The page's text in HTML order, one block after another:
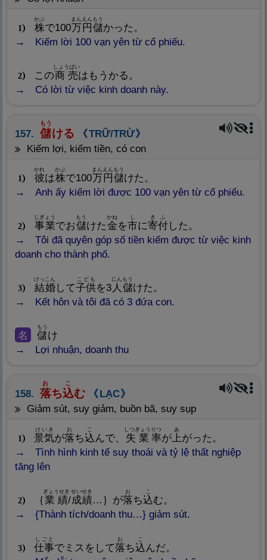
Họ trữ, ta hay đọc là trừ.
1 株
かぶ
で100万 円
まんえん
儲
もう
かった。
Kiếm lời 100 vạn yên từ cổ phiếu.
2 この商売
しょうばい
はもうかる。
Có lời từ việc kinh doanh này.
157.
儲
もう
ける
TRỮ/TRỪ
kiếm lợi, kiếm tiền, có con
1 彼
phương
かれ
は株
かぶ
で100万 円
まんえん
儲
もう
けた。
Anh ấy kiếm lời được 100 vạn yên từ cổ phiếu.
2 事業
じぎょう
でお儲
Nghĩa: Trữ, tích chứa, để dành.
もう
けた金
かね
を市
し
に寄付
きふ
した。
Tôi đã quyên góp số tiền kiếm được từ việc kinh
doanh cho thành phố.
3 結婚
けっこん
して子供
こども
を3 人
にん
儲
もう
けた。
Kết hôn và tôi đã có 3 đứa con.
名 儲
もう
け
Lợi nhuận, doanh thu
158. 落
お
ち込
こ
む
LẠC
giảm sút, suy giảm, buồn bã, suy sụp
1 景
Nghĩa: Phong cảnh, cảnh ngộ,
気
Nghĩa: Không khí, khí chất; khí
けいき
が落
お
ち込
こ
んで、 失業
しつぎょう
率
りつ
が上
あ
がった。
Tình hình kinh tế suy thoái và tỷ lệ thất nghiệp
tăng lên
2 ｛業績
ぎょうせき
/成績
せいせき
…｝が落
お
ち込
こ
む。
{Thành tích/doanh thu…} giảm sút.
3 仕事
しごと
でミスをして落
お
ち込
こ
んだ。